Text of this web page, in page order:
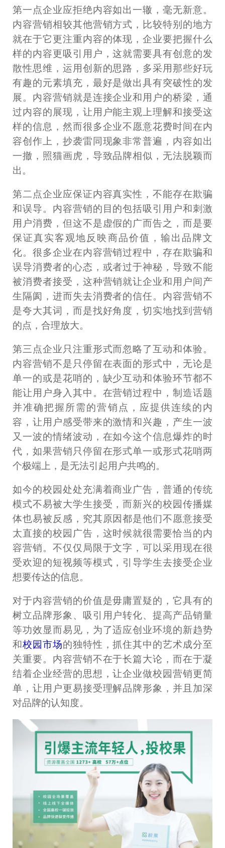
第一点企业应拒绝内容如出一辙，毫无新意。
内容营销相较其他营销方式，比较特别的地方
就在于它更注重内容的体现，企业要把握什么
样的内容更吸引用户，这就需要具有创意的发
散性思维，运用创新的思路，多采用那些好玩
有趣的元素填充，最好是做出具有突破性的发
展。内容营销就是连接企业和用户的桥梁，通
过内容的展现，让用户能主观上理解和接受这
样的信息，然而很多企业不愿意花费时间在内
容创作上，抄袭雷同现象非常普遍，内容如出
一撤，照猫画虎，导致品牌相似，无法脱颖而
出。
第二点企业应保证内容真实性，不能存在欺骗
和误导。内容营销的目的包括吸引用户和刺激
用户消费，但这不是虚假的广而告之，而是要
保证真实客观地反映商品价值，输出品牌文
化。很多企业在内容营销过程中，存在欺骗和
误导消费者的心态，或者过于神秘，导致不能
被消费者接受，这种营销就让企业和用户间产
生隔阂，进而失去消费者的信任。内容营销不
是夸大其词，而是找好角度，切实地找到营销
的点，合理放大。
第三点企业只注重形式而忽略了互动和体验。
内容营销不是只停留在表面的形式中，无论是
单一的或是花哨的，缺少互动和体验环节都不
能让用户身入其中。在营销过程中，制造话题
并准确把握所需的营销点，应提供连续的内
容，让用户感受带来的激情和兴趣，产生一波
又一波的情绪波动，在如今这个信息爆炸的时
代，如果营销只停留在形式单一或形式花哨两
个极端上，是无法引起用户共鸣的。
如今的校园处处充满着商业广告，普通的传统
模式不易被大学生接受，而新兴的校园传播媒
体也易被反感，究其原因都是他们不愿意接受
太直接的校园广告，这时候就很需要恰当的内
容营销。不仅仅局限于文字，可以采用现在很
受欢迎的短视频等模式，引导学生去接受企业
想要传达的信息。
对于内容营销的价值是毋庸置疑的，它具有的
树立品牌形象、吸引用户转化、提高产品销量
等功效显而易见，为了适应创业环境的新趋势
和校园市场的独特性，抓住其中的艺术成分至
关重要。内容营销不在于长篇大论，而在于凝
结着企业经营的思想，让企业做校园营销更简
单，让用户更易接受理解品牌形象，并且加深
对品牌的认知度。